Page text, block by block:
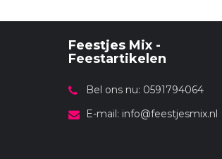
Feestjes Mix -
Feestartikelen
Bel ons nu: 0591794064
E-mail: info@feestjesmix.nl